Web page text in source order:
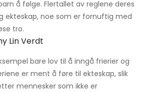
å følge. Flertallet av reglene deres
ekteskap, noe som er fornuftig med
tro.
Lin Verdt
bare lov til å inngå frierier og
er ment å føre til ekteskap, slik
mennesker som ikke er